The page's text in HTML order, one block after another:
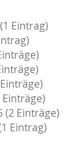
Eintrag)
Einträge)
(2 Einträge)
Eintrag)